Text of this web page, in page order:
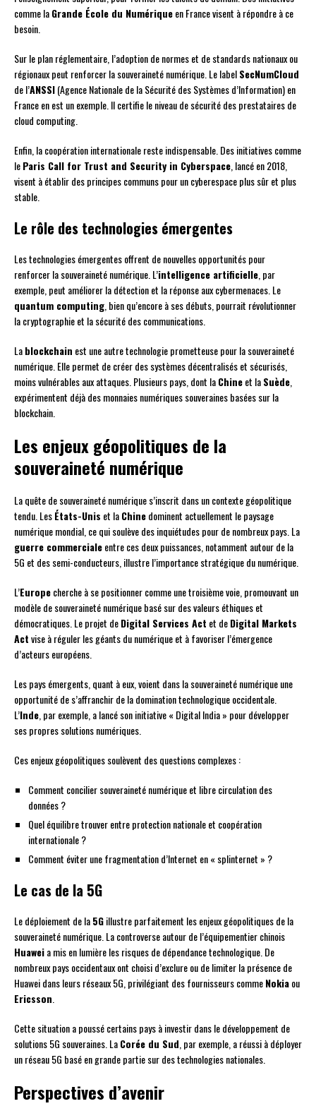
comme laGrande École du Numériqueen France visent à répondre à ce
besoin.
Sur le plan réglementaire, l’adoption de normes et de standards nationaux ou
régionaux peut renforcer la souveraineté numérique. Le labelSecNumCloud
de l’ANSSI(Agence Nationale de la Sécurité des Systèmes d’Information) en
France en est un exemple. Il certifie le niveau de sécurité des prestataires de
cloud computing.
Enfin, la coopération internationale reste indispensable. Des initiatives comme
leParis Call for Trust and Security in Cyberspace, lancé en 2018,
visent à établir des principes communs pour un cyberespace plus sûr et plus
stable.
Le rôle des technologies émergentes
Les technologies émergentes offrent de nouvelles opportunités pour
renforcer la souveraineté numérique. L’intelligence artificielle, par
exemple, peut améliorer la détection et la réponse aux cybermenaces. Le
quantum computing, bien qu’encore à ses débuts, pourrait révolutionner
la cryptographie et la sécurité des communications.
Lablockchain est une autre technologie prometteuse pour la souveraineté
numérique. Elle permet de créer des systèmes décentralisés et sécurisés,
moins vulnérables aux attaques. Plusieurs pays, dont laChineet laSuède,
expérimentent déjà des monnaies numériques souveraines basées sur la
blockchain.
Les enjeux géopolitiques de la
souveraineté numérique
La quête de souveraineté numérique s’inscrit dans un contexte géopolitique
tendu. LesÉtats-Unis et laChinedominent actuellement le paysage
numérique mondial, ce qui soulève des inquiétudes pour de nombreux pays. La
guerre commercialeentre ces deux puissances, notamment autour de la
5G et des semi-conducteurs, illustre l’importance stratégique du numérique.
L’Europecherche à se positionner comme une troisième voie, promouvant un
modèle de souveraineté numérique basé sur des valeurs éthiques et
démocratiques. Le projet deDigital Services Act et deDigital Markets
Actvise à réguler les géants du numérique et à favoriser l’émergence
d’acteurs européens.
Les pays émergents, quant à eux, voient dans la souveraineté numérique une
opportunité de s’affranchir de la domination technologique occidentale.
L’Inde, par exemple, a lancé son initiative « Digital India » pour développer
ses propres solutions numériques.
Ces enjeux géopolitiques soulèvent des questions complexes :
Comment concilier souveraineté numérique et libre circulation des
données ?
Quel équilibre trouver entre protection nationale et coopération
internationale ?
Comment éviter une fragmentation d’Internet en « splinternet » ?
Le cas de la 5G
Le déploiement de la5Gillustre parfaitement les enjeux géopolitiques de la
souveraineté numérique. La controverse autour de l’équipementier chinois
Huaweia mis en lumière les risques de dépendance technologique. De
nombreux pays occidentaux ont choisi d’exclure ou de limiter la présence de
Huawei dans leurs réseaux 5G, privilégiant des fournisseurs commeNokiaou
Ericsson.
Cette situation a poussé certains pays à investir dans le développement de
solutions 5G souveraines. LaCorée du Sud, par exemple, a réussi à déployer
un réseau 5G basé en grande partie sur des technologies nationales.
Perspectives d’avenir